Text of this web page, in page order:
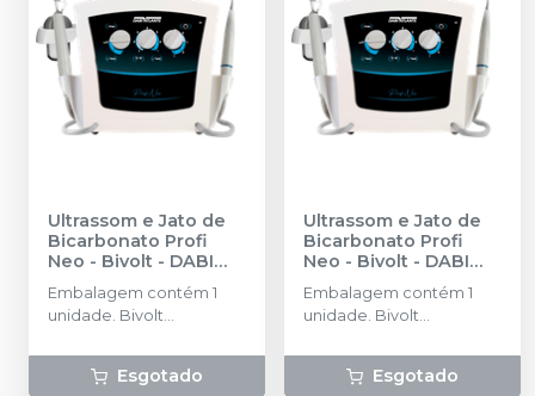
Ultrassom e Jato de
Bicarbonato Profi
Neo - Bivolt - DABI
ATLANTE
Embalagem contém 1
unidade. Bivolt
Acompanha 3 ponteiras
(2 subgengivais e 1
Esgotado
Ultrassom e Jato de
Bicarbonato Profi
Neo - Bivolt - DABI
ATLANTE
Embalagem contém 1
unidade. Bivolt
Acompanha 3 ponteiras
(2 subgengivais e 1
Esgotado